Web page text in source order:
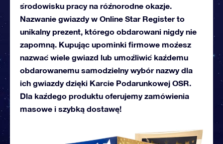
środowisku pracy na różnorodne okazje.
Nazwanie gwiazdy w Online Star Register to
unikalny prezent, którego obdarowani nigdy nie
zapomną. Kupując upominki firmowe możesz
nazwać wiele gwiazd lub umożliwić każdemu
obdarowanemu samodzielny wybór nazwy dla
ich gwiazdy dzięki Karcie Podarunkowej OSR.
Dla każdego produktu oferujemy zamówienia
masowe i szybką dostawę!